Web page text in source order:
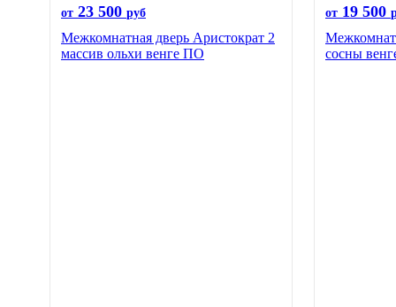
от 23 500 руб
Межкомнатная дверь Аристократ 2
массив ольхи венге ПО
от 19 500
сосны